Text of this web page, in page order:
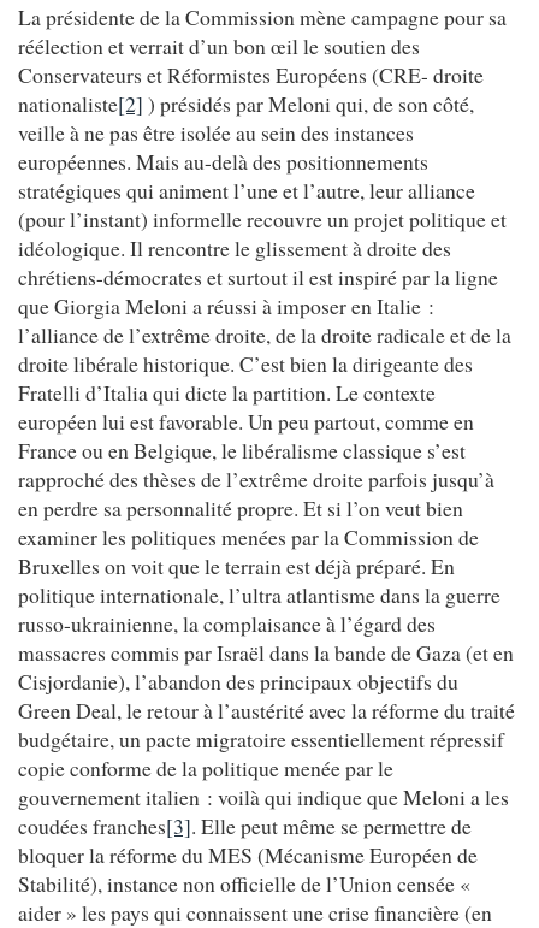
La présidente de la Commission mène campagne pour sa
réélection et verrait d’un bon œil le soutien des
Conservateurs et Réformistes Européens (CRE- droite
nationaliste[2] ) présidés par Meloni qui, de son côté,
veille à ne pas être isolée au sein des instances
européennes. Mais au-delà des positionnements
stratégiques qui animent l’une et l’autre, leur alliance
(pour l’instant) informelle recouvre un projet politique et
idéologique. Il rencontre le glissement à droite des
chrétiens-démocrates et surtout il est inspiré par la ligne
que Giorgia Meloni a réussi à imposer en Italie :
l’alliance de l’extrême droite, de la droite radicale et de la
droite libérale historique. C’est bien la dirigeante des
Fratelli d’Italia qui dicte la partition. Le contexte
européen lui est favorable. Un peu partout, comme en
France ou en Belgique, le libéralisme classique s’est
rapproché des thèses de l’extrême droite parfois jusqu’à
en perdre sa personnalité propre. Et si l’on veut bien
examiner les politiques menées par la Commission de
Bruxelles on voit que le terrain est déjà préparé. En
politique internationale, l’ultra atlantisme dans la guerre
russo-ukrainienne, la complaisance à l’égard des
massacres commis par Israël dans la bande de Gaza (et en
Cisjordanie), l’abandon des principaux objectifs du
Green Deal, le retour à l’austérité avec la réforme du traité
budgétaire, un pacte migratoire essentiellement répressif
copie conforme de la politique menée par le
gouvernement italien : voilà qui indique que Meloni a les
coudées franches[3]. Elle peut même se permettre de
bloquer la réforme du MES (Mécanisme Européen de
Stabilité), instance non officielle de l’Union censée «
aider » les pays qui connaissent une crise financière (en